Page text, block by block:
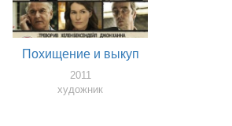
Похищение и выкуп
2011
художник